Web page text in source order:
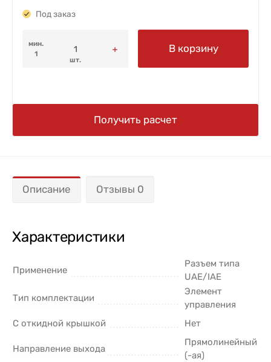
Под заказ
мин.
1
шт.
В корзину
Получить расчет
Описание Отзывы 0
Характеристики
Применение
Разъем типа
UAE/IAE
Тип комплектации
Элемент
управления
С откидной крышкой
Нет
Направление выхода
Прямолинейный
(-ая)